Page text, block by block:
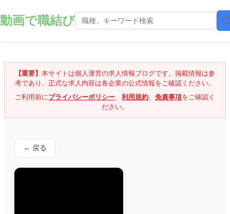
動画で職結び
【重要】 本サイトは個人運営の求人情報ブログです。掲載情報は参
考であり、正式な求人内容は各企業の公式情報をご確認ください。
ご利用前にプライバシーポリシー、 利用規約、 免責事項をご確認く
ださい。
← 戻る